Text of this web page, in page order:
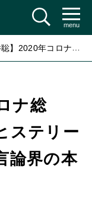
menu
総括：パンデミック・ヒステリーが露わにした政府と言論界の本質的欠陥と亀裂
ナ総
ステリー
論界の本